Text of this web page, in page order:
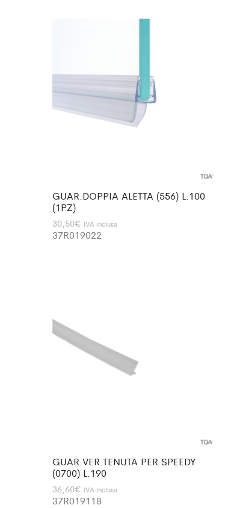
GUAR.DOPPIA ALETTA (556) L.100
(1PZ)
30,50€ IVA inclusa
37R019022
GUAR.VER.TENUTA PER SPEEDY
(0700) L.190
36,60€ IVA inclusa
37R019118